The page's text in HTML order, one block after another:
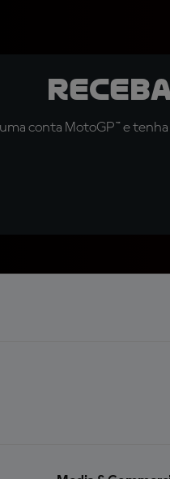
conta MotoGP™ e